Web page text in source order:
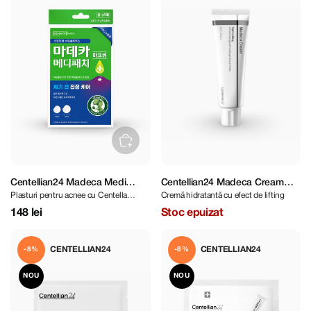
Centellian24 Madeca Medi
Patch ACQ 69 pcs
Plasturi pentru acnee cu Centella
Asiatica
148 lei
Centellian24 Madeca Cream
Tight Lifting 50 ml
Cremă hidratantă cu efect de lifting
Stoc epuizat
CENTELLIAN24
-8%
NOU
CENTELLIAN24
-8%
NOU